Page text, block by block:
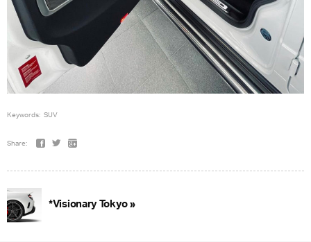
Keywords: SUV
Share:
*Visionary Tokyo »